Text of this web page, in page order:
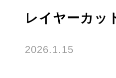
レイヤーカッ
2026.1.15